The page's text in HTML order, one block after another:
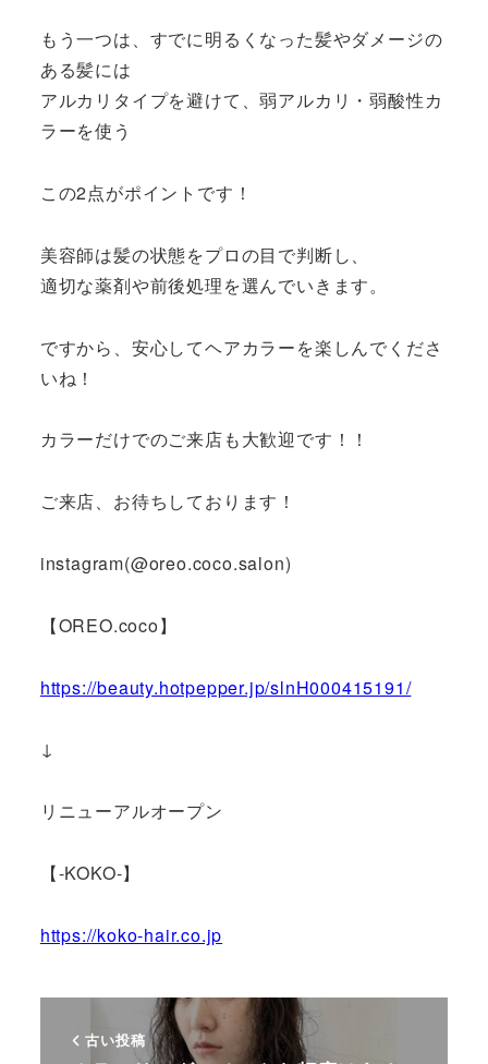
もう一つは、すでに明るくなった髪やダメージの
ある髪には
アルカリタイプを避けて、弱アルカリ・弱酸性カ
ラーを使う
この2点がポイントです！
美容師は髪の状態をプロの目で判断し、
適切な薬剤や前後処理を選んでいきます。
ですから、安心してヘアカラーを楽しんでくださ
いね！
カラーだけでのご来店も大歓迎です！！
ご来店、お待ちしております！
instagram(@oreo.coco.salon)
【OREO.coco】
https://beauty.hotpepper.jp/slnH000415191/
↓
リニューアルオープン
【-KOKO-】
https://koko-hair.co.jp
古い投稿